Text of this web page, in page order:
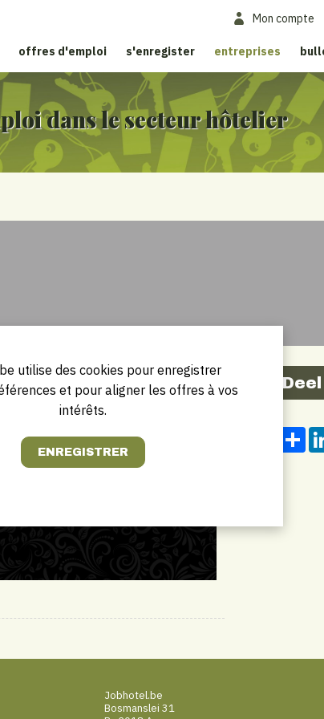
Mon compte
offres d'emploi s'enregister entreprises
dans le secteur hôtelier
Jobhotel.be
Bosmanslei 31
utilise des cookies pour enregistrer
et pour aligner les offres à vos
intérêts.